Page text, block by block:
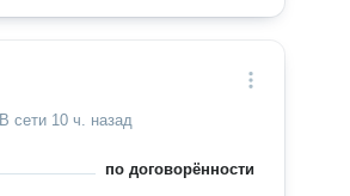
В сети 10 ч. назад
по договорённости